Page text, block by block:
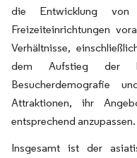
die Entwicklung von
Freizeiteinrichtungen
Verhältnisse,
dem Aufstieg der
Besucherdemografie
Attraktionen, ihr
entsprechend anzupassen.
Insgesamt ist der